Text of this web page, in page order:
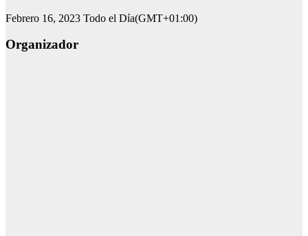
Febrero 16, 2023 Todo el Día(GMT+01:00)
Organizador